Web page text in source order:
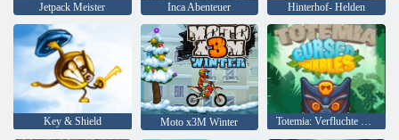
Jetpack Meister Inca Abenteuer Hinterhof- Helden
Key & Shield Moto x3M Winter Totemia: Verfluchte Murmeln